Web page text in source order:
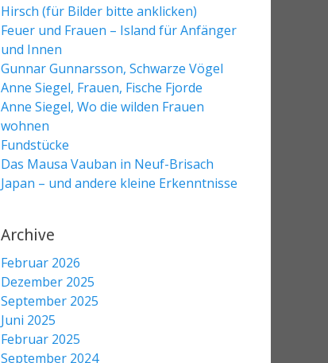
Hirsch (für Bilder bitte anklicken)
Feuer und Frauen – Island für Anfänger
und Innen
Gunnar Gunnarsson, Schwarze Vögel
Anne Siegel, Frauen, Fische Fjorde
Anne Siegel, Wo die wilden Frauen
wohnen
Fundstücke
Das Mausa Vauban in Neuf-Brisach
Japan – und andere kleine Erkenntnisse
Archive
Februar 2026
Dezember 2025
September 2025
Juni 2025
Februar 2025
September 2024